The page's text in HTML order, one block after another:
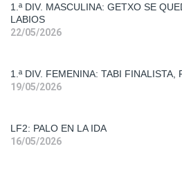
1.ª DIV. MASCULINA: GETXO SE
LABIOS
22/05/2026
Primera
Div.
1.ª DIV. FEMENINA: TABI FINALISTA,
19/05/2026
Liga
Femenina
LF2: PALO EN LA IDA
16/05/2026